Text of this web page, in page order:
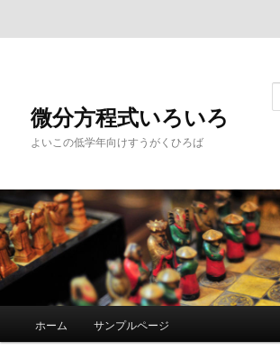
微分方程式いろいろ
よいこの低学年向けすうがくひろば
ホーム サンプルページ